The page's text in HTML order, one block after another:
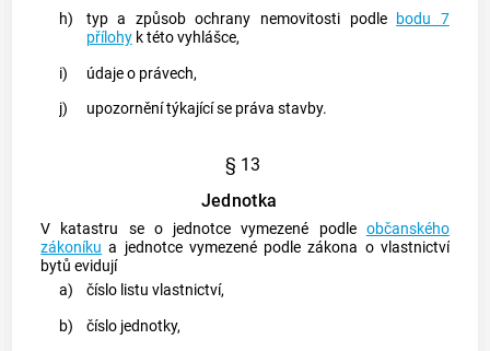
h)
typ a způsob ochrany nemovitosti podle bodu 7
přílohyk této vyhlášce,
i)
údaje o právech,
j)
upozornění týkající se práva stavby.
§ 13
Jednotka
V katastru se o jednotce vymezené podle občanského
zákoníku a jednotce vymezené podle zákona o vlastnictví
bytů evidují
a)
číslo listu vlastnictví,
b)
číslo jednotky,